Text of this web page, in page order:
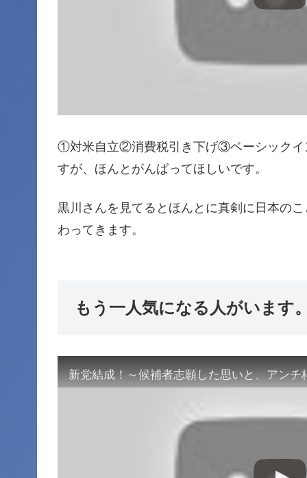
①対米自立②消費税引き下げ③ベーシックイ
すが、ほんとがんばってほしいです。
黒川さんを見てるとほんとに真剣に日本の
わってきます。
もう一人気になる人がいます
新党結成！～候補者志願した思いと、アンチ